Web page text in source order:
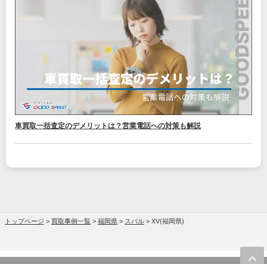
車買取一括査定のデメリットは？営業電話への対策も解説
トップページ > 買取事例一覧 > 福岡県 > スバル > XV(福岡県)